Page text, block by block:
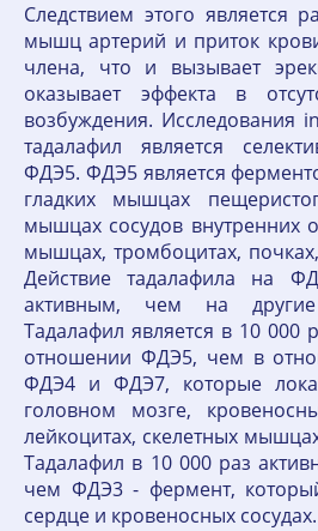
Следствием этого является
мышц артерий и приток
члена, что и вызывает
оказывает эффекта в
возбуждения. Исследования
тадалафил является
ФДЭ5. ФДЭ5 является
гладких мышцах
мышцах сосудов внутренних
мышцах, тромбоцитах,
Действие тадалафила на
активным, чем на другие
Тадалафил является в 10
отношении ФДЭ5, чем в
ФДЭ4 и ФДЭ7, которые
головном мозге,
лейкоцитах, скелетных
Тадалафил в 10 000 раз
чем ФДЭ3 - фермент,
сердце и кровеносных сосудах.